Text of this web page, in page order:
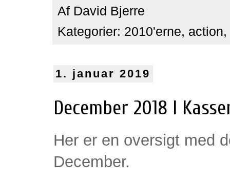
Af David Bjerre
Kategorier: 2010'erne, action,
1. januar 2019
December 2018 I
Her er en oversigt med
December.